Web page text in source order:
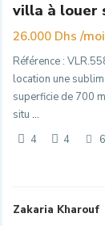
Exclusivité
villa à louer
26.000 Dhs/
Référence :
location une
superficie de 700
situ ...
4
4
Zakaria Kharouf